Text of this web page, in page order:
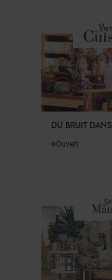
DU BRUIT
Ouvert